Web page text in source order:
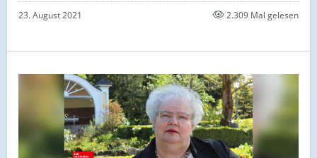
23. August 2021 2.309 Mal gelesen